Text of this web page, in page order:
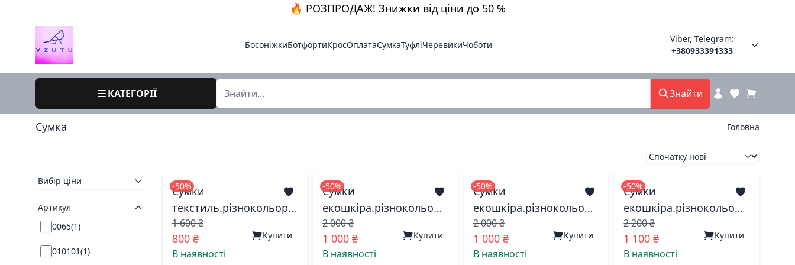
🔥 РОЗПРОДАЖ! Знижки від ціни до 50 %
БосоніжкиБотфортиКросОплатаСумкаТуфліЧеревикиЧоботи
Viber, Telegram:
+380933391333
КАТЕГОРІЇ Знайти
Cумка Головна
Вибір ціни
Артикул
0065(1)
010101(1)
-50%
Сумки
текстиль.різнокольор.
2990 китай
1 600 ₴
800 ₴ Купити
В наявності
-50%
Сумки
екошкіра.різнокольор.
9684 китай
2 000 ₴
1 000 ₴ Купити
В наявності
-50%
Сумки
екошкіра.різнокольор.
9526 китай
2 000 ₴
1 000 ₴ Купити
В наявності
-50%
Сумки
екошкіра.різнокольор.
885959 китай
2 200 ₴
1 100 ₴ Купити
В наявності